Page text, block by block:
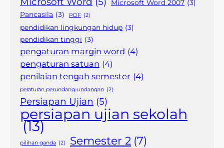
Microsoft Word 2007 (3)
Pancasila (3) PDF (2)
pendidikan lingkungan hidup (3)
pendidikan tinggi (3)
pengaturan margin word (4)
pengaturan satuan (4)
penilaian tengah semester (4)
peraturan perundang-undangan (2)
Persiapan Ujian (5)
persiapan ujian sekolah
(13)
pilihan ganda (2) Semester 2 (7)